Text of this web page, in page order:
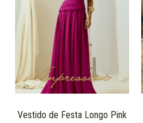
Vestido de Festa Longo Pink